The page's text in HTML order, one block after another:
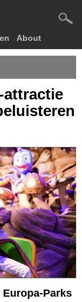
About
attractie
Parks